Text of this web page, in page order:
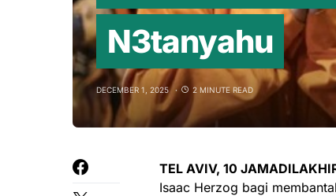
N3tanyahu
DECEMBER 1, 2025 2 MINUTE READ
TEL AVIV, 10
Isaac Herzog bagi